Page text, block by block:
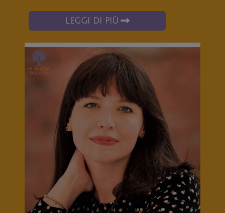
LEGGI DI PIÙ